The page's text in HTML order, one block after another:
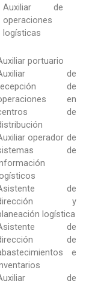
Auxiliar de
operaciones
logísticas
portuario
de
de
en
de
operador de
de
de
y
logística
de
de
e
de